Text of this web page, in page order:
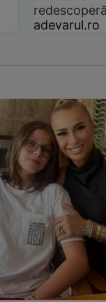
adevarul.ro